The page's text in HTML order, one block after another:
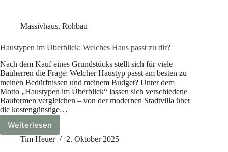
Massivhaus, Rohbau
Haustypen im Überblick: Welches Haus passt zu dir?
Nach dem Kauf eines Grundstücks stellt sich für viele
Bauherren die Frage: Welcher Haustyp passt am besten zu
meinen Bedürfnissen und meinem Budget? Unter dem
Motto „Haustypen im Überblick“ lassen sich verschiedene
Bauformen vergleichen – von der modernen Stadtvilla über
die kostengünstige…
Weiterlesen
Haustypen
im
Tim Heuer 2. Oktober 2025